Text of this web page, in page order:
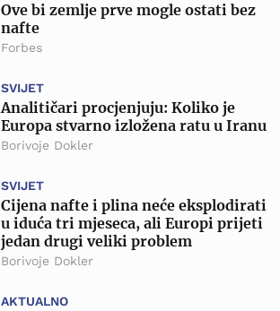
Ove bi zemlje prve mogle ostati bez
nafte
Forbes
SVIJET
Analitičari procjenjuju: Koliko je
Europa stvarno izložena ratu u Iranu
Borivoje Dokler
SVIJET
Cijena nafte i plina neće eksplodirati
u iduća tri mjeseca, ali Europi prijeti
jedan drugi veliki problem
Borivoje Dokler
AKTUALNO